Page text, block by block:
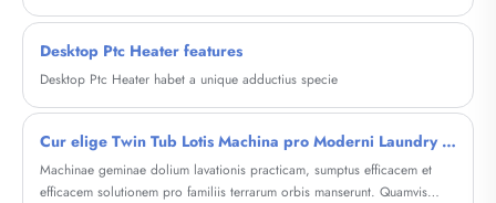
Desktop Ptc Heater features
Desktop Ptc Heater habet a unique adductius specie
Cur elige Twin Tub Lotis Machina pro Moderni Laundry Needs?
Machinae geminae dolium lavationis practicam, sumptus efficacem et
efficacem solutionem pro familiis terrarum orbis manserunt. Quamvis